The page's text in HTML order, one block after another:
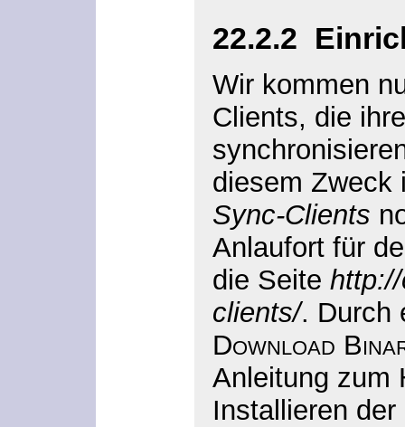
22.2.2
Wir kommen
Clients, die
diesem Zweck
Sync-Clients
Anlaufort für
die Seite
clients/. Durch
Download
Anleitung zum
Installieren